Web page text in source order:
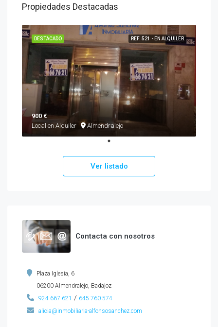
Propiedades Destacadas
REF. 521 - EN ALQUILER
DESTACADO
900 €
Local en Alquiler
Almendralejo
Ver listado
Contacta con nosotros
Plaza Iglesia, 6
06200 Almendralejo, Badajoz
924 667 621 / 645 760 574
alicia@inmobiliaria-alfonsosanchez.com